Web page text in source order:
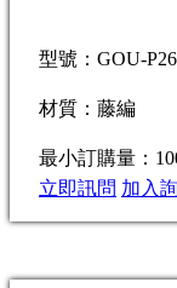
型號：GOU-
材質：藤編
最小訂購量：
立即訊問 加入